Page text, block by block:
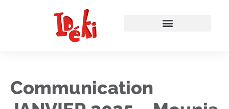
Communication